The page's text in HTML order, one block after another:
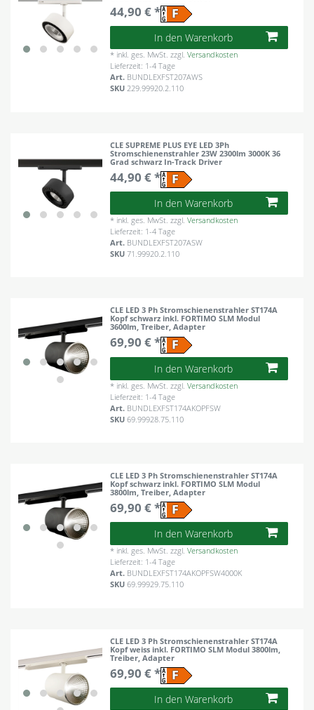
44,90 € *
In den Warenkorb
* inkl. ges. MwSt. zzgl.Versandkosten
Lieferzeit: 1-4 Tage
Art. BUNDLEXFST207AWS
SKU229.99920.2.110
CLE SUPREME PLUS EYE LED 3Ph
Stromschienenstrahler 23W 2300lm 3000K 36
Grad schwarz In-Track Driver
44,90 € *
In den Warenkorb
* inkl. ges. MwSt. zzgl.Versandkosten
Lieferzeit: 1-4 Tage
Art. BUNDLEXFST207ASW
SKU71.99920.2.110
CLE LED 3 Ph Stromschienenstrahler ST174A
Kopf schwarz inkl. FORTIMO SLM Modul
3600lm, Treiber, Adapter
69,90 € *
In den Warenkorb
* inkl. ges. MwSt. zzgl.Versandkosten
Lieferzeit: 1-4 Tage
Art. BUNDLEXFST174AKOPFSW
SKU69.99928.75.110
CLE LED 3 Ph Stromschienenstrahler ST174A
Kopf schwarz inkl. FORTIMO SLM Modul
3800lm, Treiber, Adapter
69,90 € *
In den Warenkorb
* inkl. ges. MwSt. zzgl.Versandkosten
Lieferzeit: 1-4 Tage
Art. BUNDLEXFST174AKOPFSW4000K
SKU69.99929.75.110
CLE LED 3 Ph Stromschienenstrahler ST174A
Kopf weiss inkl. FORTIMO SLM Modul 3800lm,
Treiber, Adapter
69,90 € *
In den Warenkorb